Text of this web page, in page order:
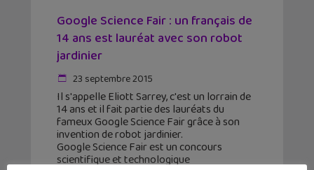
Google Science Fair : un français de
14 ans est lauréat avec son robot
jardinier
23 septembre 2015
Il s'appelle Eliott Sarrey, c'est un lorrain de
14 ans et il fait partie des lauréats du
fameux Google Science Fair grâce à son
invention de robot jardinier.
Google Science Fair est un concours
scientifique et technologique